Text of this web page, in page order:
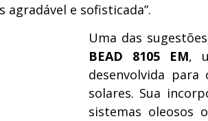
e sofisticada”.
Uma das
BEAD 8105 EM,
desenvolvida
solares. Sua
sistemas oleosos